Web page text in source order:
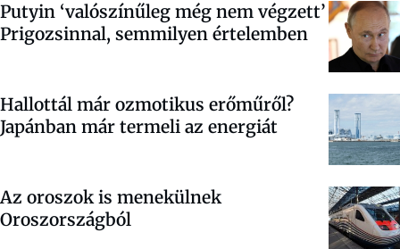
Putyin ‘valószínűleg még nem végzett’
Prigozsinnal, semmilyen értelemben
Hallottál már ozmotikus erőműről?
Japánban már termeli az energiát
Az oroszok is menekülnek
Oroszországból